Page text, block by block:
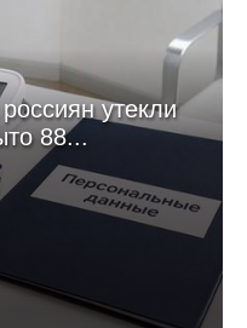
утекли
88...